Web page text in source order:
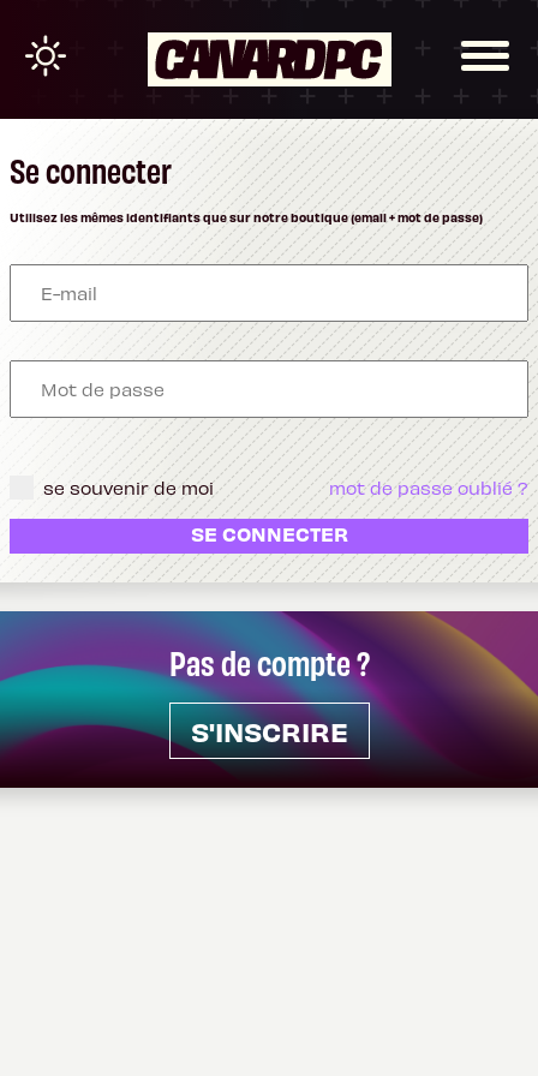
Pas de compte ?
S'INSCRIRE
Se connecter
Utilisez les mêmes identifiants que sur notre boutique (email + mot de passe)
se souvenir de moi mot de passe oublié ?
SE CONNECTER